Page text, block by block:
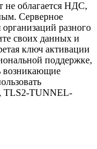
не облагается НДС,
Серверное
разного
своих данных и
ключ активации
поддержке,
возникающие
TLS2-TUNNEL-